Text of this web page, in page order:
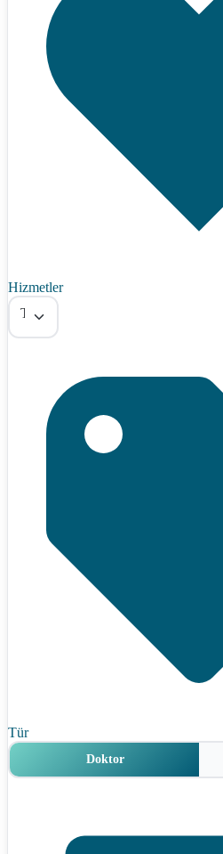
Hizmetler
Tümü
Tür
Doktor